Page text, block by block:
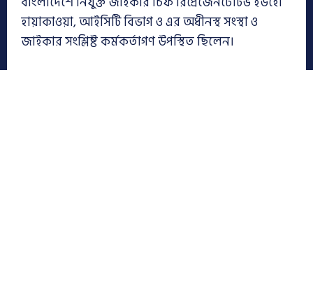
হায়াকাওয়া, আইসিটি বিভাগ ও এর অধীনস্থ সংস্থা ও
জাইকার সংশ্লিষ্ট কর্মকর্তাগণ উপস্থিত ছিলেন।